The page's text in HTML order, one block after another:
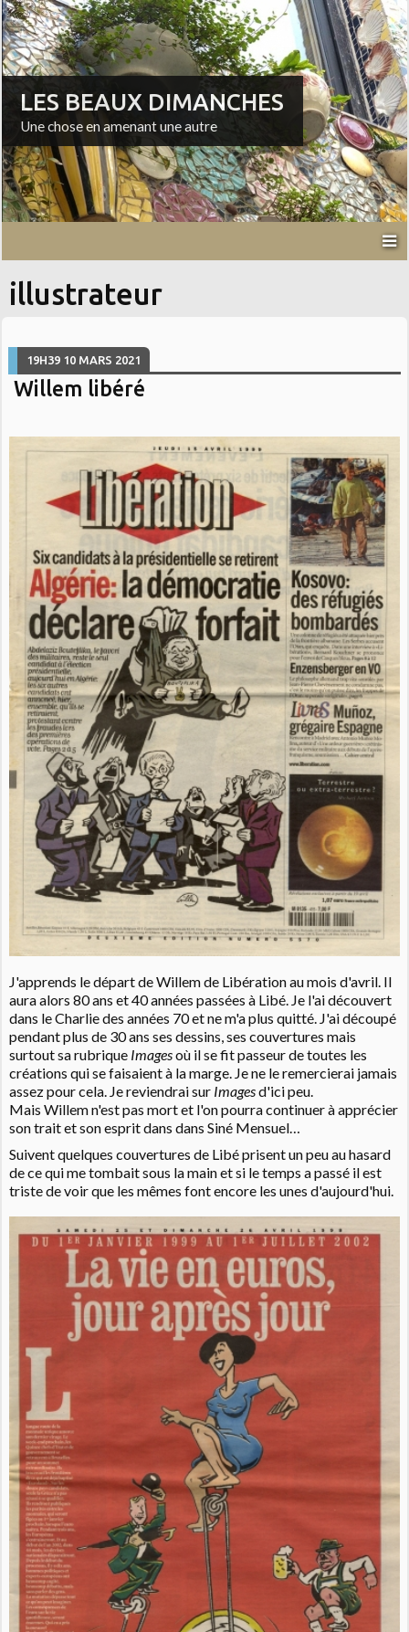
LES BEAUX DIMANCHES
Une chose en amenant une autre
illustrateur
19H39 10 MARS 2021
Willem libéré
J'apprends le départ de Willem de Libération au mois d'avril. Il
aura alors 80 ans et 40 années passées à Libé. Je l'ai découvert
dans le Charlie des années 70 et ne m'a plus quitté. J'ai découpé
pendant plus de 30 ans ses dessins, ses couvertures mais
surtout sa rubrique Imagesoù il se fit passeur de toutes les
créations qui se faisaient à la marge. Je ne le remercierai jamais
assez pour cela. Je reviendrai sur Imagesd'ici peu.
Mais Willem n'est pas mort et l'on pourra continuer à apprécier
son trait et son esprit dans dans Siné Mensuel…
Suivent quelques couvertures de Libé prisent un peu au hasard
de ce qui me tombait sous la main et si le temps a passé il est
triste de voir que les mêmes font encore les unes d'aujourd'hui.